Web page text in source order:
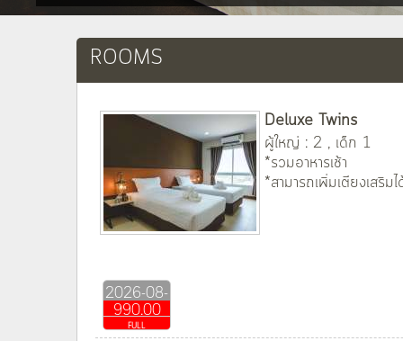
ROOMS
Deluxe Twins
ผู้ใหญ่ : 2 , เด็ก 1
*รวมอาหารเช้า
*สามารถเพิ่มเตียงเสริม
2026-08-
09
990.00
FULL